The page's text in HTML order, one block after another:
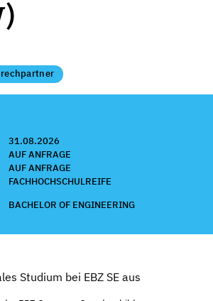
31.08.2026
AUF ANFRAGE
AUF ANFRAGE
FACHHOCHSCHULREIFE
BACHELOR OF ENGINEERING
Studium bei EBZ SE aus